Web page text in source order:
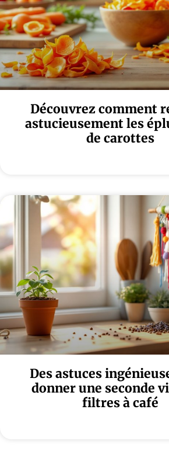
Découvrez comment
astucieusement les
de carottes
Des astuces
donner une seconde
filtres à café